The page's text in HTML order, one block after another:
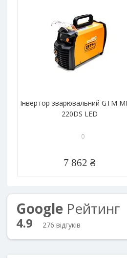
Інвертор зварювальний GTM
220DS LED
0
7 862 ₴
Google Рейтинг
4.9 276 відгуків